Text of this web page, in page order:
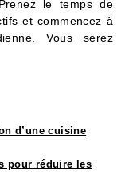
le temps de
et commencez à
Vous serez
d’une cuisine
pour réduire les